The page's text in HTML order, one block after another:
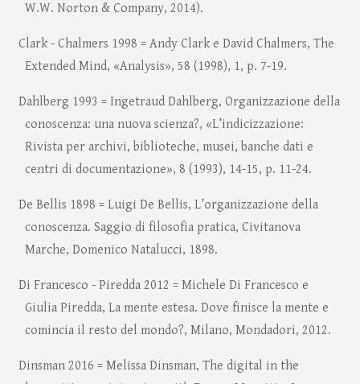
W.W. Norton & Company, 2014).
Clark - Chalmers 1998 = Andy Clark e David Chalmers, The
Extended Mind, «Analysis», 58 (1998), 1, p. 7-19.
Dahlberg 1993 = Ingetraud Dahlberg, Organizzazione della
conoscenza: una nuova scienza?, «L’indicizzazione:
Rivista per archivi, biblioteche, musei, banche dati e
centri di documentazione», 8 (1993), 14-15, p. 11-24.
De Bellis 1898 = Luigi De Bellis, L’organizzazione della
conoscenza. Saggio di filosofia pratica, Civitanova
Marche, Domenico Natalucci, 1898.
Di Francesco - Piredda 2012 = Michele Di Francesco e
Giulia Piredda, La mente estesa. Dove finisce la mente e
comincia il resto del mondo?, Milano, Mondadori, 2012.
Dinsman 2016 = Melissa Dinsman, The digital in the